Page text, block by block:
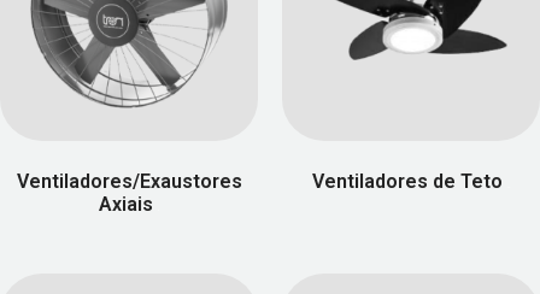
Ventiladores/Exaustores
Axiais
Ventiladores de Teto